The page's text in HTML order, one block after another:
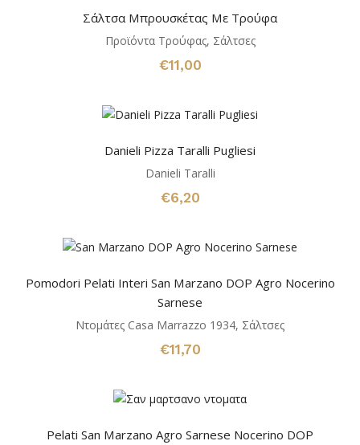
Σάλτσα Μπρουσκέτας Με Τρούφα
Προϊόντα Τρούφας, Σάλτσες
€11,00
Danieli Pizza Taralli Pugliesi
Danieli Taralli
€6,20
Pomodori Pelati Interi San Marzano DOP Agro Nocerino
Sarnese
Ντομάτες Casa Marrazzo 1934, Σάλτσες
€11,70
Pelati San Marzano Agro Sarnese Nocerino DOP